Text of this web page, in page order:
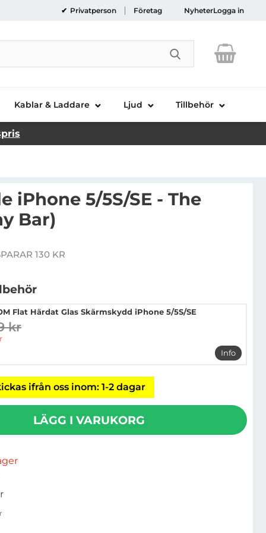
Privatperson Företag NyheterLogga in
Genomför
Kablar & Laddare Ljud Tillbehör
iPhone 5/5S/SE - The
Bar)
130 KR
Flat Härdat Glas Skärmskydd iPhone 5/5S/SE
pris
kr
Info
mer info
ifrån oss inom: 1-2 dagar
LÄGG I VARUKORG